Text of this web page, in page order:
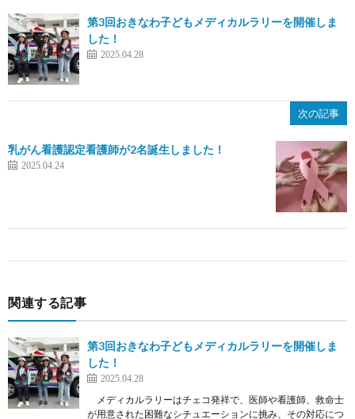
第3回おきなわ子どもメディカルラリーを開催しま
した！
2025.04.28
次の記事
乳がん看護認定看護師が2名誕生しました！
2025.04.24
関連する記事
第3回おきなわ子どもメディカルラリーを開催しま
した！
2025.04.28
メディカルラリーはチェコ発祥で、医師や看護師、救命士
が用意された困難なシチュエーションに挑み、その対応につ